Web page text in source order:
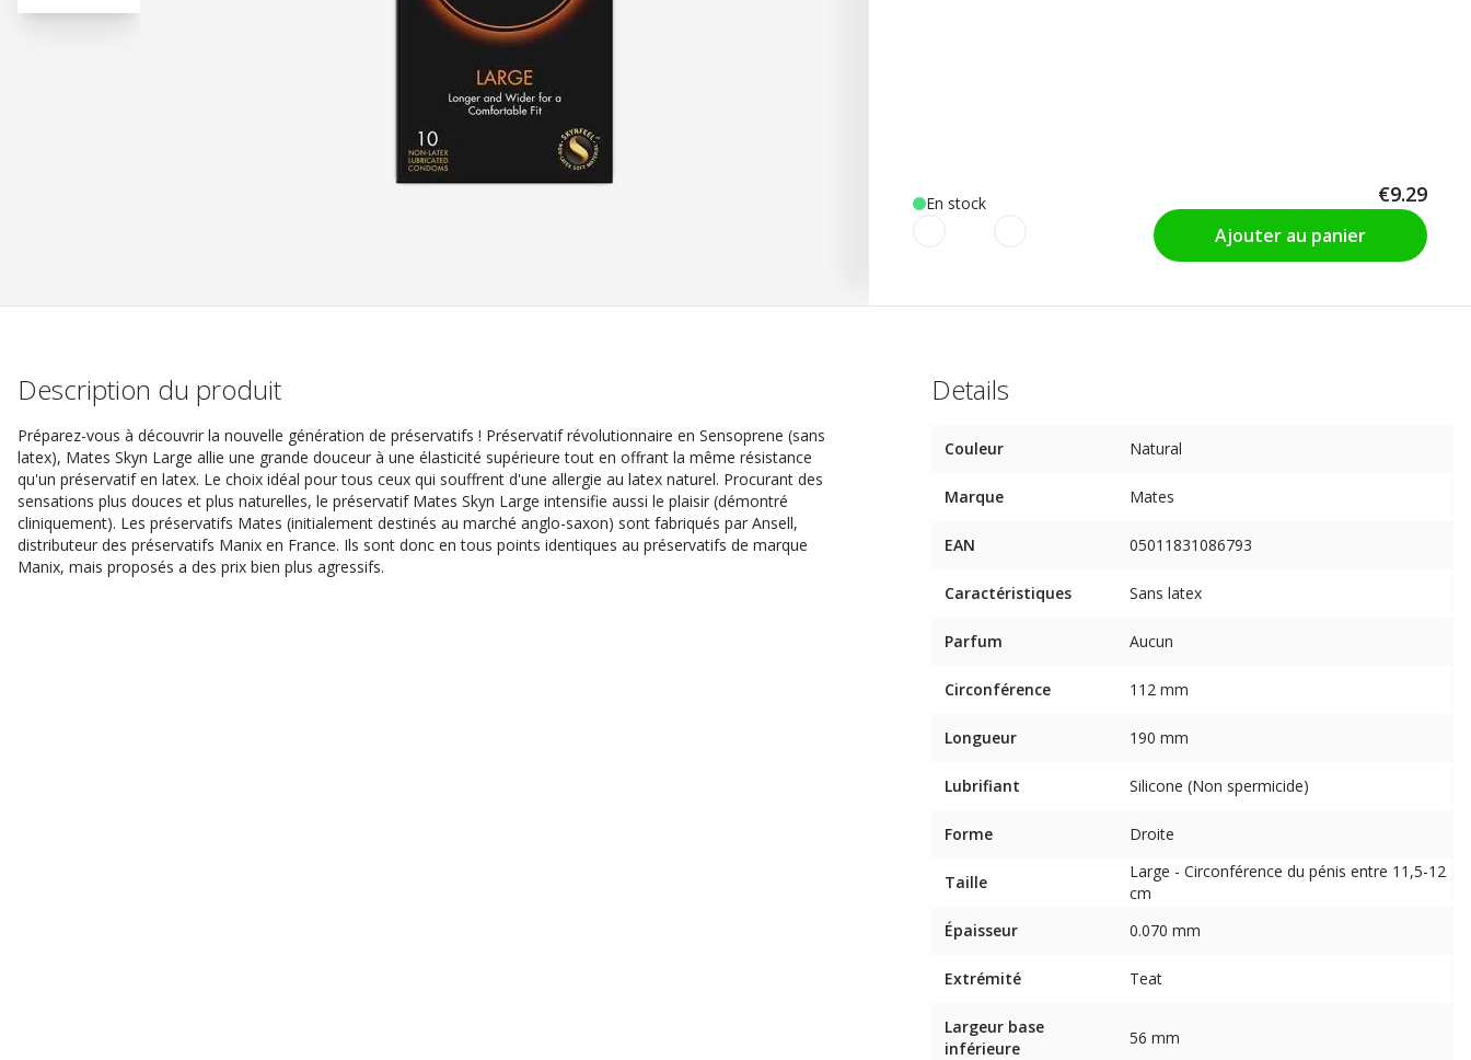
En stock €9.29
Ajouter au panier
Description du produit
Préparez-vous à découvrir la nouvelle génération de préservatifs ! Préservatif révolutionnaire en Sensoprene (sans
latex), Mates Skyn Large allie une grande douceur à une élasticité supérieure tout en offrant la même résistance
qu'un préservatif en latex. Le choix idéal pour tous ceux qui souffrent d'une allergie au latex naturel. Procurant des
sensations plus douces et plus naturelles, le préservatif Mates Skyn Large intensifie aussi le plaisir (démontré
cliniquement). Les préservatifs Mates (initialement destinés au marché anglo-saxon) sont fabriqués par Ansell,
distributeur des préservatifs Manix en France. Ils sont donc en tous points identiques au préservatifs de marque
Manix, mais proposés a des prix bien plus agressifs.
Details
Couleur Natural
Marque Mates
EAN 05011831086793
Caractéristiques Sans latex
Parfum Aucun
Circonférence 112 mm
Longueur 190 mm
Lubrifiant Silicone (Non spermicide)
Forme Droite
Taille
Large - Circonférence du pénis entre 11,5-12
cm
Épaisseur
0.070 mm
Extrémité Teat
Largeur base
inférieure
56 mm